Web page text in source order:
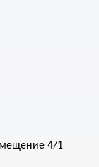
4/1